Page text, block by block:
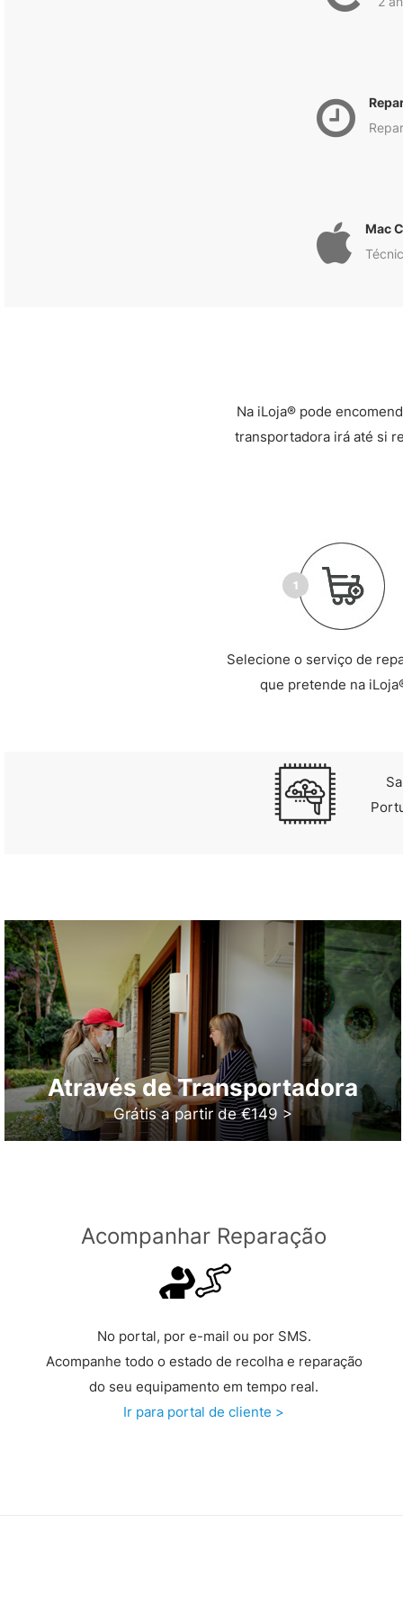
Mac
Na iLoja® pode
transportadora irá até si
Selecione o serviço de
que pretende na
Através de Transportadora
Grátis a partir de €149 >
Acompanhar Reparação
No portal, por e-mail ou por SMS.
Acompanhe todo o estado de recolha e reparação
do seu equipamento em tempo real.
Ir para portal de cliente >